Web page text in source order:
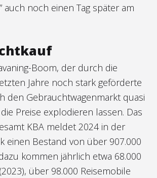
auch noch einen Tag später am
Boom, der durch die
Jahre noch stark geförderte
den Gebrauchtwagenmarkt quasi
Preise explodieren lassen. Das
KBA meldet 2024 in der
einen Bestand von über 907.000
kommen jährlich etwa 68.000
über 98.000 Reisemobile